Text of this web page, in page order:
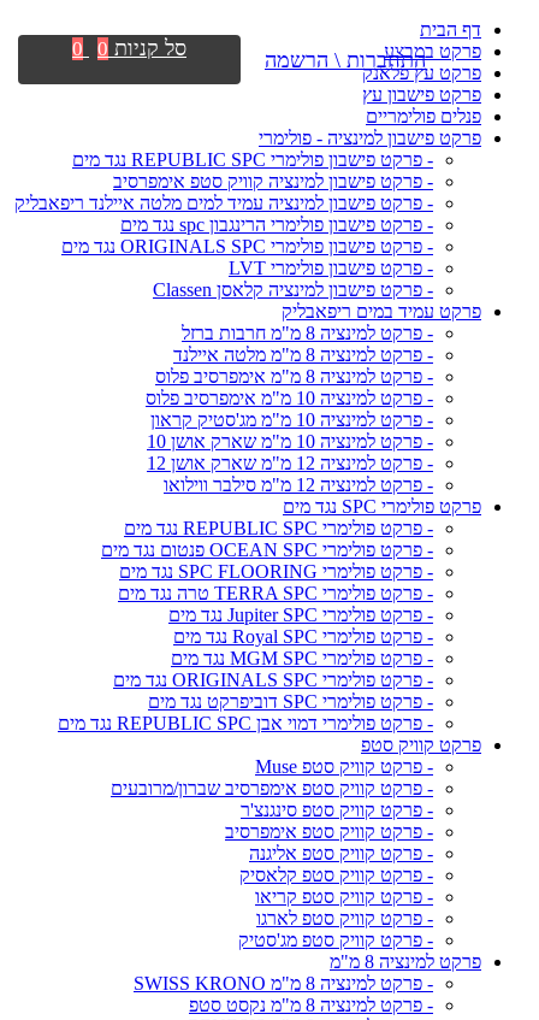
דף הבית
פרקט במבצע
פרקט עץ פלאנק
פרקט פישבון עץ
פנלים פולימריים
פרקט פישבון למינציה - פולימרי
- פרקט פישבון פולימרי REPUBLIC SPC נגד מים
- פרקט פישבון למינציה קוויק סטפ אימפרסיב
- פרקט פישבון למינציה עמיד למים מלטה איילנד ריפאבליק
- פרקט פישבון פולימרי הרינגבון spc נגד מים
- פרקט פישבון פולימרי ORIGINALS SPC נגד מים
- פרקט פישבון פולימרי LVT
- פרקט פישבון למינציה קלאסן Classen
פרקט עמיד במים ריפאבליק
- פרקט למינציה 8 מ"מ חרבות ברזל
- פרקט למינציה 8 מ"מ מלטה איילנד
- פרקט למינציה 8 מ"מ אימפרסיב פלוס
- פרקט למינציה 10 מ"מ אימפרסיב פלוס
- פרקט למינציה 10 מ"מ מג'סטיק קראון
- פרקט למינציה 10 מ"מ שארק אושן 10
- פרקט למינציה 12 מ"מ שארק אושן 12
- פרקט למינציה 12 מ"מ סילבר ווילואו
פרקט פולימרי SPC נגד מים
- פרקט פולימרי REPUBLIC SPC נגד מים
- פרקט פולימרי OCEAN SPC פנטום נגד מים
- פרקט פולימרי SPC FLOORING נגד מים
- פרקט פולימרי TERRA SPC טרה נגד מים
- פרקט פולימרי Jupiter SPC נגד מים
- פרקט פולימרי Royal SPC נגד מים
- פרקט פולימרי MGM SPC נגד מים
- פרקט פולימרי ORIGINALS SPC נגד מים
- פרקט פולימרי SPC דוביפרקט נגד מים
- פרקט פולימרי דמוי אבן REPUBLIC SPC נגד מים
פרקט קוויק סטפ
- פרקט קוויק סטפ Muse
- פרקט קוויק סטפ אימפרסיב שברון/מרובעים
- פרקט קוויק סטפ סינגנצ'ר
- פרקט קוויק סטפ אימפרסיב
- פרקט קוויק סטפ אליגנה
- פרקט קוויק סטפ קלאסיק
- פרקט קוויק סטפ קריאו
- פרקט קוויק סטפ לארגו
- פרקט קוויק סטפ מג'סטיק
פרקט למינציה 8 מ"מ
- פרקט למינציה 8 מ"מ SWISS KRONO
- פרקט למינציה 8 מ"מ נקסט סטפ
התחברות \ הרשמה סל קניות 0
0